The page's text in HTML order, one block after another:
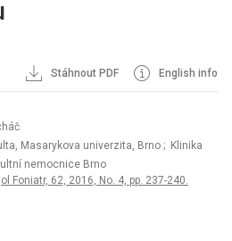
Stáhnout PDF English info
Masarykova univerzita, Brno ; Klinika
nemocnice Brno
Foniatr, 62, 2016, No. 4, pp. 237-240.